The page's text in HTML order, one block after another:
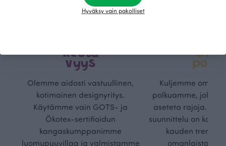
Kestä
vyys
Olemme aidosti vastuullinen,
kotimainen designyritys.
Käytämme vain GOTS- ja
Ökotex-sertifioidun
kangaskumppanimme
luomupuuvillaa ja valmistamme
Oma
Kuljemme omaa,
polkuamme, jolla
aseteta rajoja.
suunnittelu on
kauden
omanlaista,
Hyväksy vain pakolliset